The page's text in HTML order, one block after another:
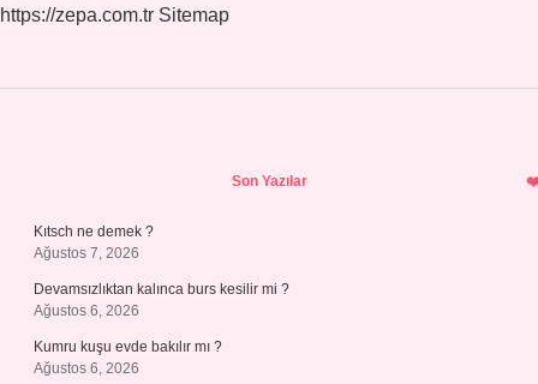
https://zepa.com.tr Sitemap
Son Yazılar
Kıtsch ne demek ?
Ağustos 7, 2026
Devamsızlıktan kalınca burs kesilir mi ?
Ağustos 6, 2026
Kumru kuşu evde bakılır mı ?
Ağustos 6, 2026